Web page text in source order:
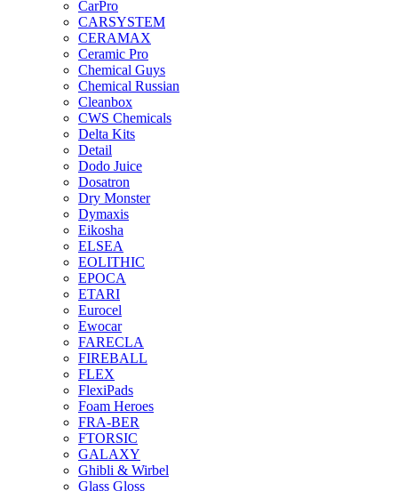
CarPro
CARSYSTEM
CERAMAX
Ceramic Pro
Chemical Guys
Chemical Russian
Cleanbox
CWS Chemicals
Delta Kits
Detail
Dodo Juice
Dosatron
Dry Monster
Dymaxis
Eikosha
ELSEA
EOLITHIC
EPOCA
ETARI
Eurocel
Ewocar
FARECLA
FIREBALL
FLEX
FlexiPads
Foam Heroes
FRA-BER
FTORSIC
GALAXY
Ghibli & Wirbel
Glass Gloss